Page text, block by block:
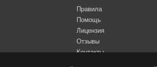
Правила
Помощь
Лицензия
Отзывы
Контакты